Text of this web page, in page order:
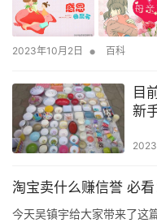
2023年10月2日 • 百科
目
新
淘宝卖什么赚信誉 必
今天吴镇宇给大家带来了这